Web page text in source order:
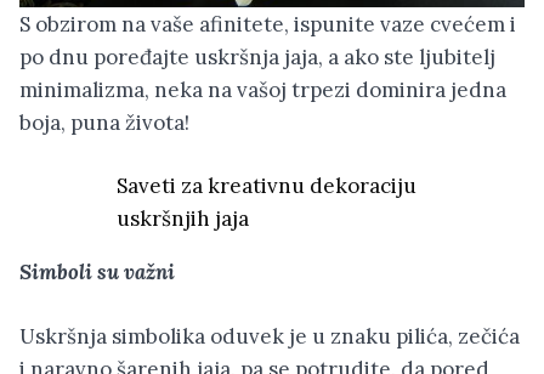
S obzirom na vaše afinitete, ispunite vaze cvećem i
po dnu poređajte uskršnja jaja, a ako ste ljubitelj
minimalizma, neka na vašoj trpezi dominira jedna
boja, puna života!
Saveti za kreativnu dekoraciju
uskršnjih jaja
Simboli su važni
Uskršnja simbolika oduvek je u znaku pilića, zečića